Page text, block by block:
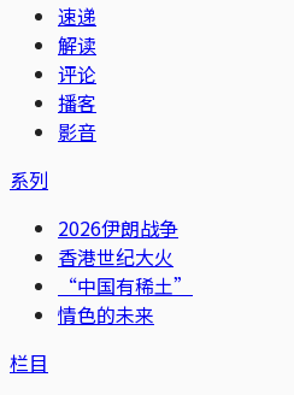
速递
解读
评论
播客
影音
系列
2026伊朗战争
香港世纪大火
“中国有稀土”
情色的未来
栏目